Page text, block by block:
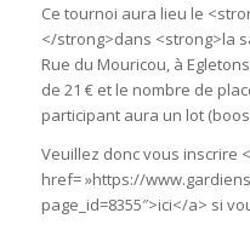
Ce tournoi aura lieu le
</strong>dans <strong>la
Rue du Mouricou, à
de 21 € et le nombre de
participant aura un lot
Veuillez donc vous inscrire
href= »https://
page_id=8355″>ici</a> si